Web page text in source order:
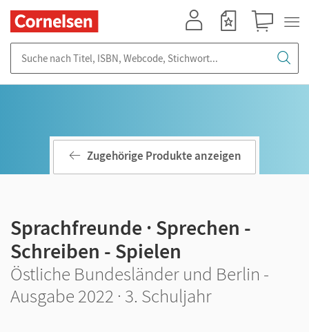
Zugehörige Produkte anzeigen
Sprachfreunde · Sprechen -
Schreiben - Spielen
Östliche Bundesländer und Berlin -
Ausgabe 2022 · 3. Schuljahr